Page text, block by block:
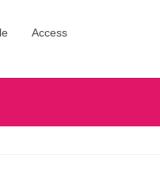
Access